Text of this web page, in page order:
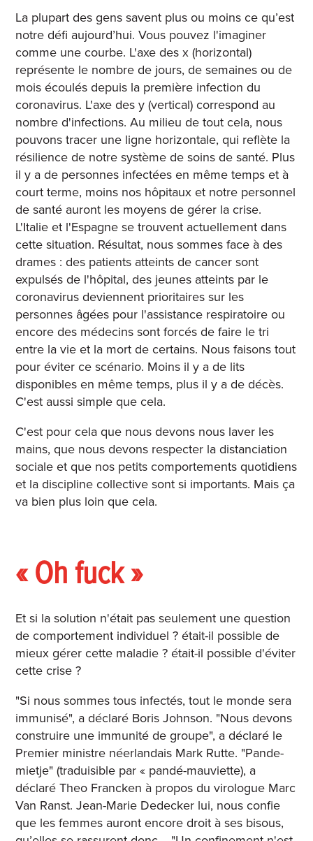
La plupart des gens savent plus ou moins ce qu’est
notre défi aujourd’hui. Vous pouvez l'imaginer
comme une courbe. L'axe des x (horizontal)
représente le nombre de jours, de semaines ou de
mois écoulés depuis la première infection du
coronavirus. L'axe des y (vertical) correspond au
nombre d'infections. Au milieu de tout cela, nous
pouvons tracer une ligne horizontale, qui reflète la
résilience de notre système de soins de santé. Plus
il y a de personnes infectées en même temps et à
court terme, moins nos hôpitaux et notre personnel
de santé auront les moyens de gérer la crise.
L'Italie et l'Espagne se trouvent actuellement dans
cette situation. Résultat, nous sommes face à des
drames : des patients atteints de cancer sont
expulsés de l'hôpital, des jeunes atteints par le
coronavirus deviennent prioritaires sur les
personnes âgées pour l'assistance respiratoire ou
encore des médecins sont forcés de faire le tri
entre la vie et la mort de certains. Nous faisons tout
pour éviter ce scénario. Moins il y a de lits
disponibles en même temps, plus il y a de décès.
C'est aussi simple que cela.
C'est pour cela que nous devons nous laver les
mains, que nous devons respecter la distanciation
sociale et que nos petits comportements quotidiens
et la discipline collective sont si importants. Mais ça
va bien plus loin que cela.
« Oh fuck »
Et si la solution n'était pas seulement une question
de comportement individuel ? était-il possible de
mieux gérer cette maladie ? était-il possible d'éviter
cette crise ?
"Si nous sommes tous infectés, tout le monde sera
immunisé", a déclaré Boris Johnson. "Nous devons
construire une immunité de groupe", a déclaré le
Premier ministre néerlandais Mark Rutte. "Pande-
mietje" (traduisible par « pandé-mauviette), a
déclaré Theo Francken à propos du virologue Marc
Van Ranst. Jean-Marie Dedecker lui, nous confie
que les femmes auront encore droit à ses bisous,